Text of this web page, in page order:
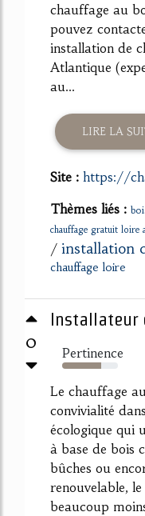
chauffage au
pouvez
installation de
Atlantique
au...
LIRE LA
Site : https://
Thèmes liés :
chauffage gratuit loire
/ installation
chauffage loire
0
Installateur
Pertinence
70%
Le chauffage
convivialité
écologique qui
à base de bois
bûches ou
renouvelable,
beaucoup